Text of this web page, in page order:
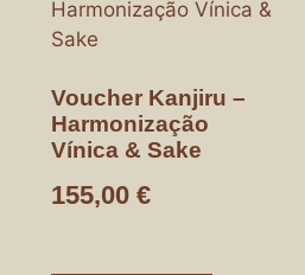
Voucher Kanjiru –
Harmonização
Vínica & Sake
155,00 €